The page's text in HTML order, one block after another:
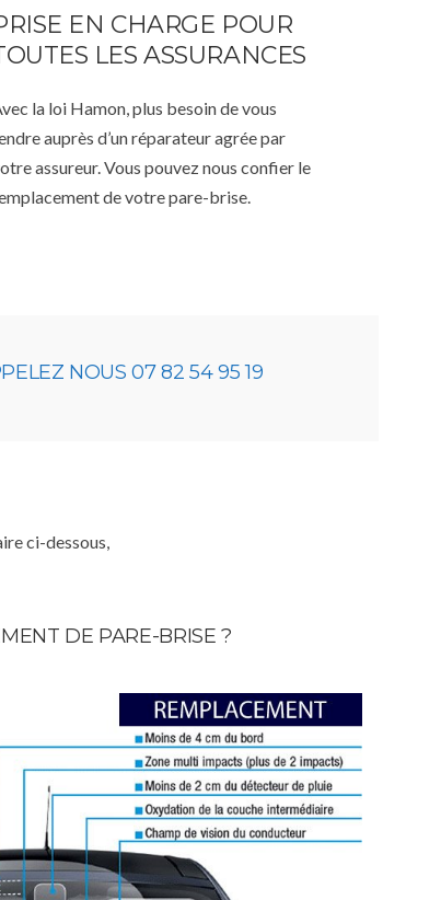
EN CHARGE POUR
LES ASSURANCES
la loi Hamon, plus besoin de vous
auprès d’un réparateur agrée par
assureur. Vous pouvez nous confier le
de votre pare-brise.
NOUS 07 82 54 95 19
ci-dessous,
DE PARE-BRISE ?